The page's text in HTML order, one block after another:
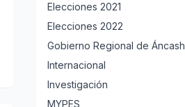
Elecciones 2021
Elecciones 2022
Gobierno Regional de Áncash
Internacional
Investigación
MYPES